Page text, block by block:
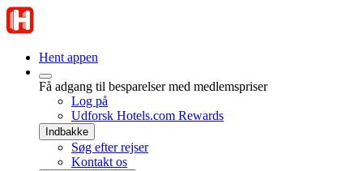
Hent appen
Få adgang til besparelser med medlemspriser
Log på
Udforsk Hotels.com Rewards
Indbakke
Søg efter rejser
Kontakt os